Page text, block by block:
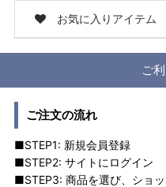
お気に入りアイテム
ご
ご注文の流れ
■STEP1: 新規会員登録
■STEP2: サイトにログイン
■STEP3: 商品を選び、ショ